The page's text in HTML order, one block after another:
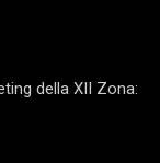
della XII Zona: